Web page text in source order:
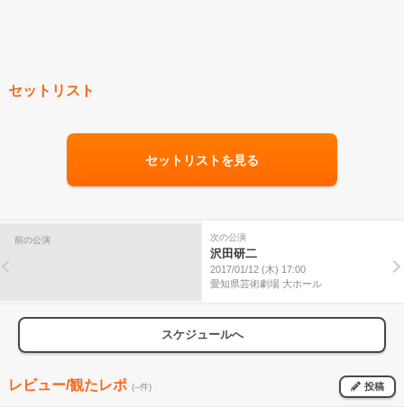
セットリスト
セットリストを見る
前の公演 次の公演
沢田研二
2017/01/12 (木) 17:00
愛知県芸術劇場 大ホール
スケジュールへ
レビュー/観たレポ (--件) 投稿